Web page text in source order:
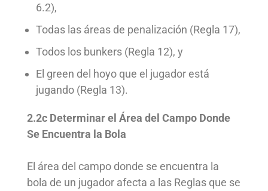
6.2),
Todas las áreas de penalización (Regla 17),
Todos los bunkers (Regla 12), y
El green del hoyo que el jugador está
jugando (Regla 13).
2.2c Determinar el Área del Campo Donde
Se Encuentra la Bola
El área del campo donde se encuentra la
bola de un jugador afecta a las Reglas que se